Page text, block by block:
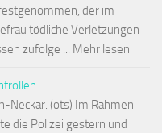
der im
tödliche Verletzungen
zufolge ... Mehr lesen
Neckar. (ots) Im Rahmen
die Polizei gestern und